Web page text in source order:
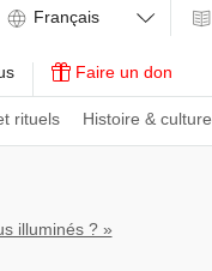
rituels Histoire & culture
Faire un don
illuminés ? »